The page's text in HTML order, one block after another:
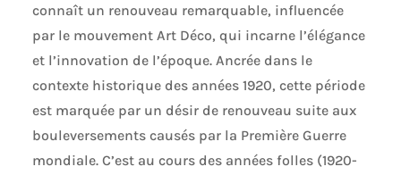
connaît un renouveau remarquable, influencée
par le mouvement Art Déco, qui incarne l’élégance
et l’innovation de l’époque. Ancrée dans le
contexte historique des années 1920, cette période
est marquée par un désir de renouveau suite aux
bouleversements causés par la Première Guerre
mondiale. C’est au cours des années folles (1920-